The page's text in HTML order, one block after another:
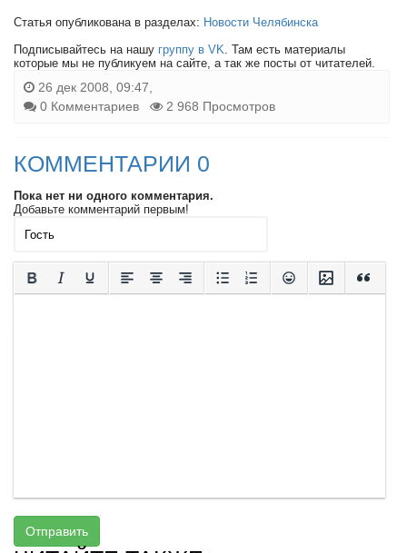
Статья опубликована в разделах: Новости Челябинска
Подписывайтесь на нашу группу в VK. Там есть материалы
которые мы не публикуем на сайте, а так же посты от читателей.
26 дек 2008, 09:47,
0 Комментариев
2 968 Просмотров
КОММЕНТАРИИ 0
Пока нет ни одного комментария.
Добавьте комментарий первым!
Отправить